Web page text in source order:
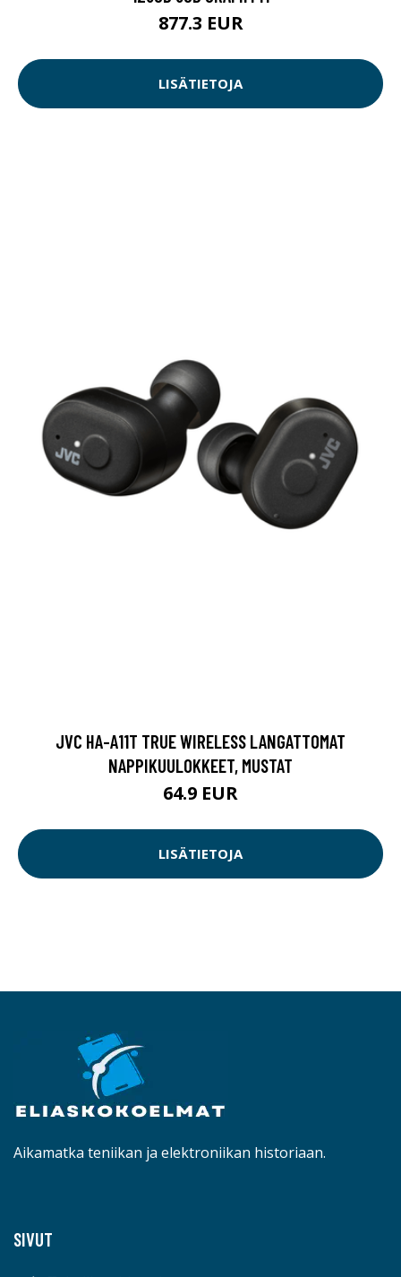
877.3 EUR
LISÄTIETOJA
JVC HA-A11T TRUE WIRELESS LANGATTOMAT
NAPPIKUULOKKEET, MUSTAT
64.9 EUR
LISÄTIETOJA
Aikamatka teniikan ja elektroniikan historiaan.
SIVUT